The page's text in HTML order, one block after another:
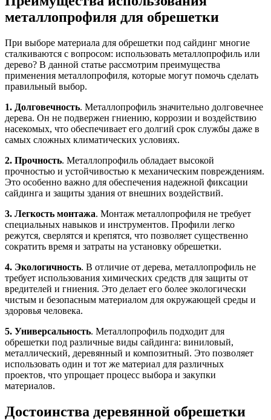
металлопрофиля для обрешетки
При выборе материала для обрешетки под сайдинг многие
сталкиваются с вопросом: использовать металлопрофиль или
дерево? В данной статье рассмотрим преимущества
применения металлопрофиля, которые могут помочь сделать
правильный выбор.
1. Долговечность. Металлопрофиль значительно долговечнее
дерева. Он не подвержен гниению, коррозии и воздействию
насекомых, что обеспечивает его долгий срок службы даже в
самых сложных климатических условиях.
2. Прочность. Металлопрофиль обладает высокой
прочностью и устойчивостью к механическим повреждениям.
Это особенно важно для обеспечения надежной фиксации
сайдинга и защиты здания от внешних воздействий.
3. Легкость монтажа. Монтаж металлопрофиля не требует
специальных навыков и инструментов. Профили легко
режутся, сверлятся и крепятся, что позволяет существенно
сократить время и затраты на установку обрешетки.
4. Экологичность. В отличие от дерева, металлопрофиль не
требует использования химических средств для защиты от
вредителей и гниения. Это делает его более экологически
чистым и безопасным материалом для окружающей среды и
здоровья человека.
5. Универсальность. Металлопрофиль подходит для
обрешетки под различные виды сайдинга: виниловый,
металлический, деревянный и композитный. Это позволяет
использовать один и тот же материал для различных
проектов, что упрощает процесс выбора и закупки
материалов.
Достоинства деревянной обрешетки